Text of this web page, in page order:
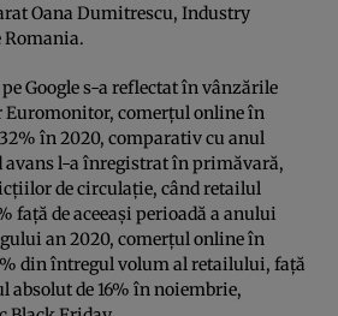
Oana Dumitrescu, Industry
Romania.
Google s-a reflectat în vânzările
comerțul online în
în 2020, comparativ cu anul
avans l-a înregistrat în primăvară,
de circulație, când retailul
față de aceeași perioadă a anului
an 2020, comerțul online în
din întregul volum al retailului, față
absolut de 16% în noiembrie,